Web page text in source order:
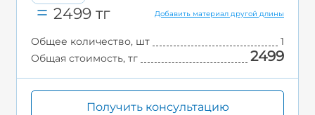
2499 тг Добавить материал другой длины
Общее количество, шт
1
Общая стоимость, тг
2499
Получить консультацию